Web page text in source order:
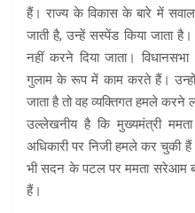
हैं। राज्य के विकास के बारे में सवाल
जाती है, उन्हें सस्पेंड किया जाता है।
नहीं करने दिया जाता।
गुलाम के रूप में काम करते हैं।
जाता है तो वह व्यक्तिगत हमले करने
उल्लेखनीय है कि मुख्यमंत्री
अधिकारी पर निजी हमले कर चुकी
भी सदन के पटल पर ममता सरेआम
हैं।